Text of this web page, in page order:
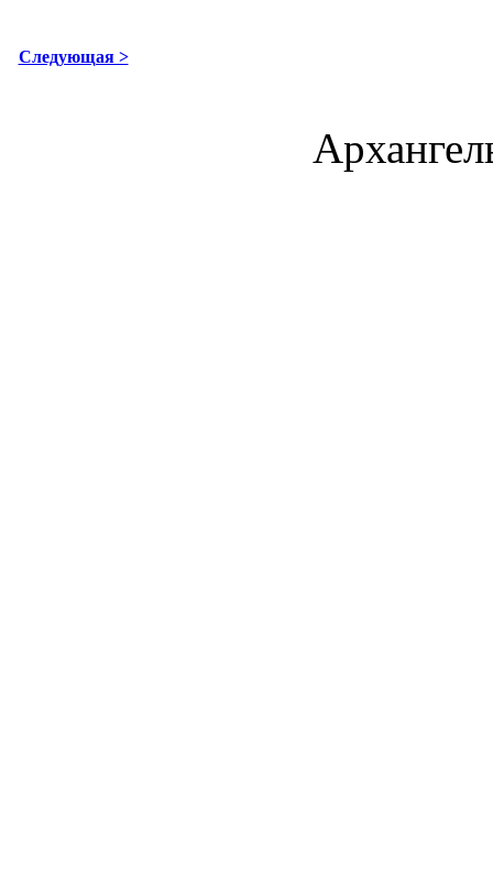
Следующая >